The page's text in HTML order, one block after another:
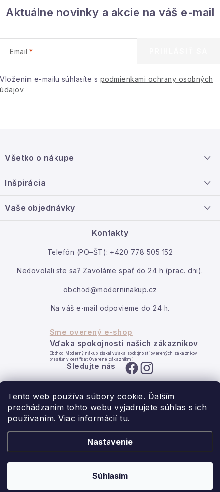
Tento web používa súbory cookie. Ďalším
prechádzaním tohto webu vyjadrujete súhlas s ich
používaním. Viac informácií tu.
Nastavenie
Súhlasím
Aktuálne novinky a akcie na váš e-mail
Email
Vložením e-mailu súhlasíte s podmienkami ochrany osobných
údajov
p
ä
Všetko o nákupe
Veľkoobchodná spolupráca
Inšpirácia
Vaše objednávky
Kontakty
Telefón (PO–ŠT): +420 778 505 152
Nedovolali ste sa? Zavoláme späť do 24 h (prac. dni).
obchod@moderninakup.cz
Na váš e-mail odpovieme do 24 h.
Sme overený e-shop
Vďaka spokojnosti našich zákazníkov
Obchod Moderný nákup získal vďaka spokojnosti overených zákazníkov
prestížny certifikát Overené zákazníkmi.
Sledujte nás
- pre domov s láskou.
Moderný nákup. Všetky práva vyhradené.